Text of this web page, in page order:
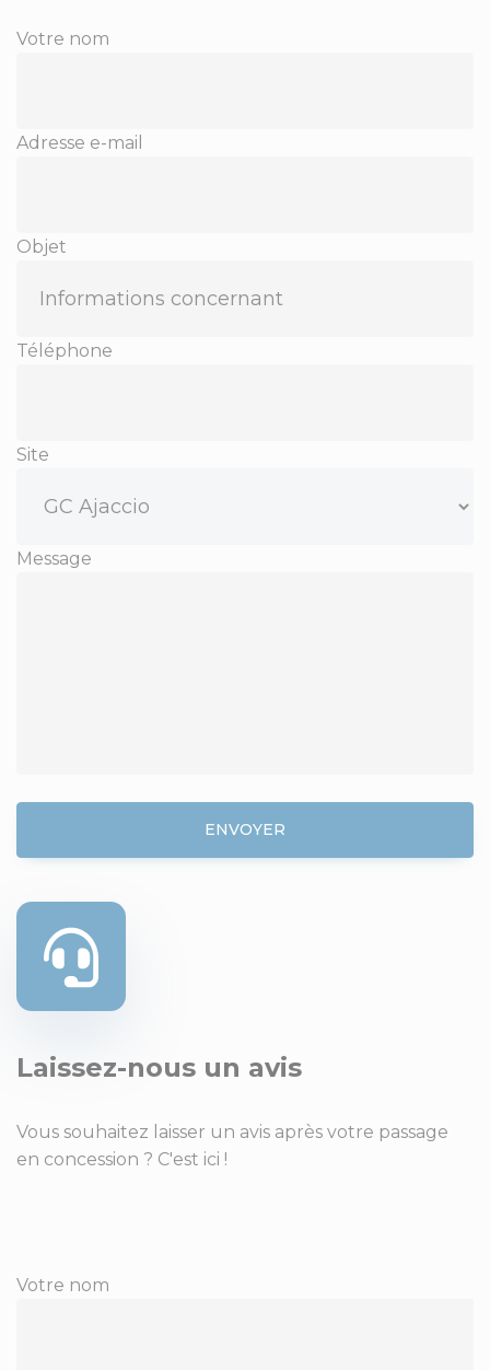
Votre nom
Adresse e-mail
Objet
Téléphone
Site
Message
ENVOYER
Laissez-nous un avis
Vous souhaitez laisser un avis après votre passage
en concession ? C'est ici !
Votre nom